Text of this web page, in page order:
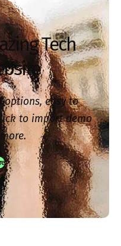
Tech
options, easy to
to import demo